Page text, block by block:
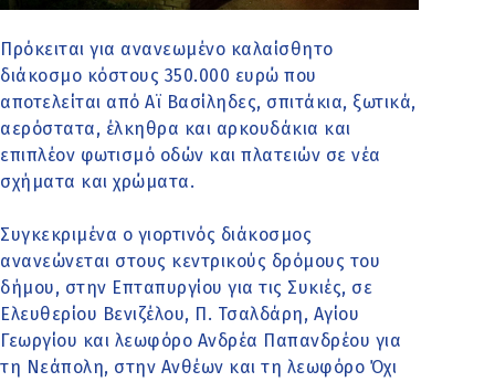
Πρόκειται για ανανεωμένο καλαίσθητο
διάκοσμο κόστους 350.000 ευρώ που
αποτελείται από Αϊ Βασίληδες, σπιτάκια, ξωτικά,
αερόστατα, έλκηθρα και αρκουδάκια και
επιπλέον φωτισμό οδών και πλατειών σε νέα
σχήματα και χρώματα.
Συγκεκριμένα ο γιορτινός διάκοσμος
ανανεώνεται στους κεντρικούς δρόμους του
δήμου, στην Επταπυργίου για τις Συκιές, σε
Ελευθερίου Βενιζέλου, Π. Τσαλδάρη, Αγίου
Γεωργίου και λεωφόρο Ανδρέα Παπανδρέου για
τη Νεάπολη, στην Ανθέων και τη λεωφόρο Όχι